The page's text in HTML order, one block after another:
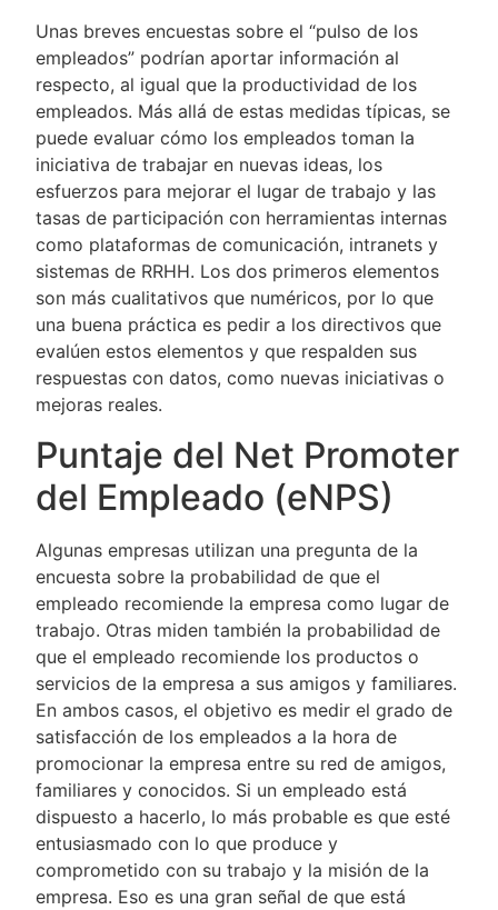
Unas breves encuestas sobre el “pulso de los
empleados” podrían aportar información al
respecto, al igual que la productividad de los
empleados. Más allá de estas medidas típicas, se
puede evaluar cómo los empleados toman la
iniciativa de trabajar en nuevas ideas, los
esfuerzos para mejorar el lugar de trabajo y las
tasas de participación con herramientas internas
como plataformas de comunicación, intranets y
sistemas de RRHH. Los dos primeros elementos
son más cualitativos que numéricos, por lo que
una buena práctica es pedir a los directivos que
evalúen estos elementos y que respalden sus
respuestas con datos, como nuevas iniciativas o
mejoras reales.
Puntaje del Net Promoter
del Empleado (eNPS)
Algunas empresas utilizan una pregunta de la
encuesta sobre la probabilidad de que el
empleado recomiende la empresa como lugar de
trabajo. Otras miden también la probabilidad de
que el empleado recomiende los productos o
servicios de la empresa a sus amigos y familiares.
En ambos casos, el objetivo es medir el grado de
satisfacción de los empleados a la hora de
promocionar la empresa entre su red de amigos,
familiares y conocidos. Si un empleado está
dispuesto a hacerlo, lo más probable es que esté
entusiasmado con lo que produce y
comprometido con su trabajo y la misión de la
empresa. Eso es una gran señal de que está